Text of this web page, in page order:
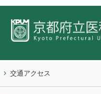
交通アクセス